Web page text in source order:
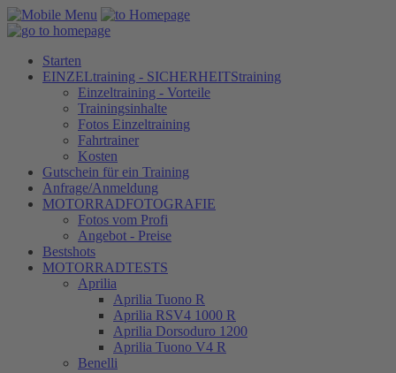
Starten
EINZELtraining - SICHERHEITStraining
Einzeltraining - Vorteile
Trainingsinhalte
Fotos Einzeltraining
Fahrtrainer
Kosten
Gutschein für ein Training
Anfrage/Anmeldung
MOTORRADFOTOGRAFIE
Fotos vom Profi
Angebot - Preise
Bestshots
MOTORRADTESTS
Aprilia
Aprilia Tuono R
Aprilia RSV4 1000 R
Aprilia Dorsoduro 1200
Aprilia Tuono V4 R
Benelli